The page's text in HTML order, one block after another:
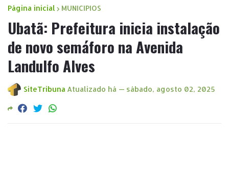
Página inicial MUNICIPIOS
Ubatã: Prefeitura inicia instalação
de novo semáforo na Avenida
Landulfo Alves
SiteTribuna Atualizado há — sábado, agosto 02, 2025